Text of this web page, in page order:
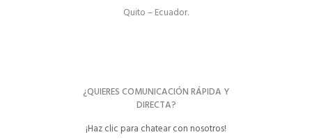
Quito – Ecuador.
¿QUIERES COMUNICACIÓN RÁPIDA Y
DIRECTA?
¡Haz clic para chatear con nosotros!